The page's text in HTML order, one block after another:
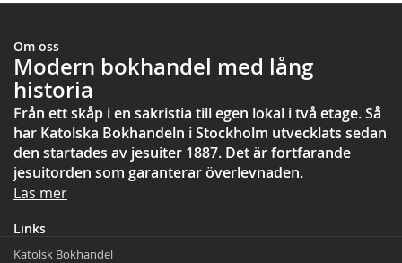
Om oss
Modern bokhandel med lång
historia
Från ett skåp i en sakristia till egen lokal i två etage. Så
har Katolska Bokhandeln i Stockholm utvecklats sedan
den startades av jesuiter 1887. Det är fortfarande
jesuitorden som garanterar överlevnaden.
Läs mer
Links
Katolsk Bokhandel